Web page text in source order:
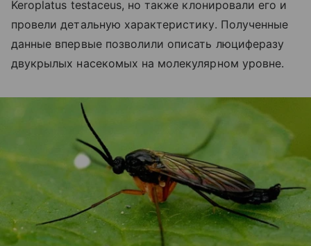
Keroplatus testaceus, но также клонировали его и
провели детальную характеристику. Полученные
данные впервые позволили описать люциферазу
двукрылых насекомых на молекулярном уровне.